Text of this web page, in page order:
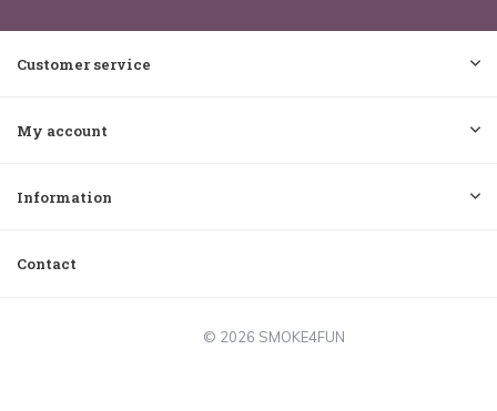
Customer service
My account
Information
Contact
© 2026 SMOKE4FUN